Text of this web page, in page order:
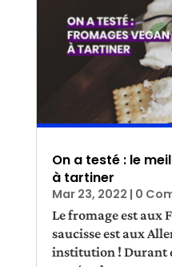
On a testé : le
à tartiner
Mar 23, 2022 | 0
Le fromage est aux
saucisse est aux
institution ! Durant